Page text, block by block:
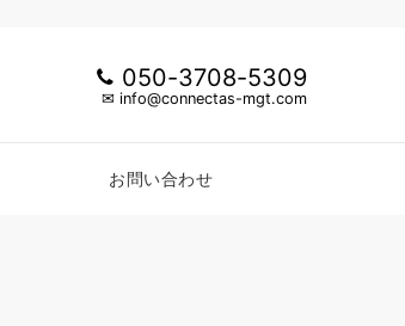
050-3708-5309
✉ info@connectas-mgt.com
お問い合わせ